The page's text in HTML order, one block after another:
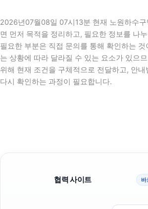
2026년07월08일 07시13분 현재 노원하수
면 먼저 목적을 정리하고, 필요한 정보를 나
필요한 부분은 직접 문의를 통해 확인하는
는 상황에 따라 달라질 수 있는 요소가 있으
위해 현재 조건을 구체적으로 전달하고, 안
다시 확인하는 과정이 필요합니다.
협력 사이트 바